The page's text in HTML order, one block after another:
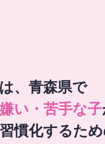
、青森県で
い・苦手な子
慣化するた